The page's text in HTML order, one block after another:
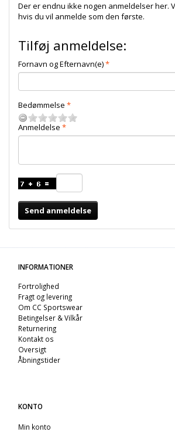
Der er endnu ikke nogen anmeldelser her.
hvis du vil anmelde som den første.
Tilføj anmeldelse:
Fornavn og Efternavn(e)
Bedømmelse
Anmeldelse
Send anmeldelse
INFORMATIONER
Fortrolighed
Fragt og levering
Om CC Sportswear
Betingelser & Vilkår
Returnering
Kontakt os
Oversigt
Åbningstider
KONTO
Min konto